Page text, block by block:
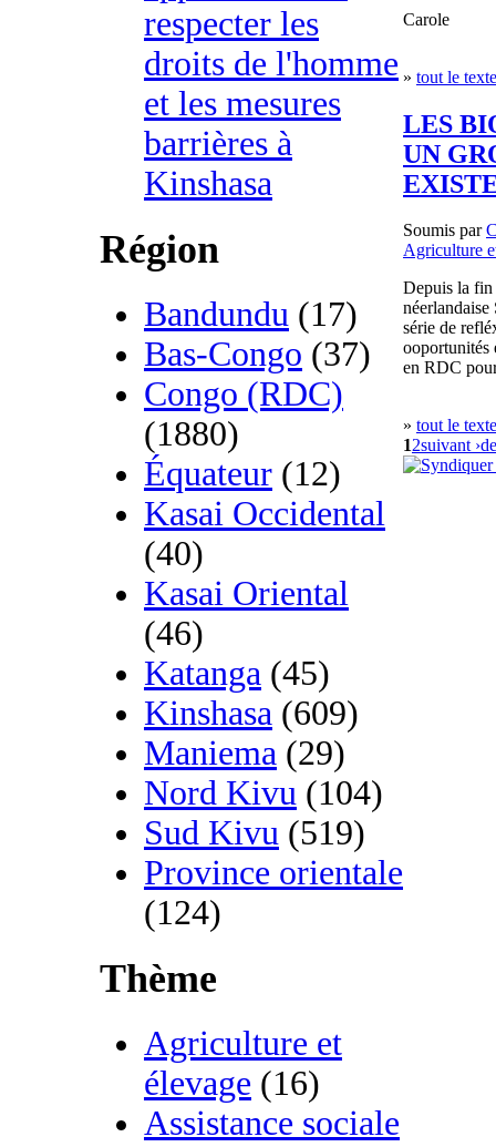
respecter les
droits de l'homme
et les mesures
barrières à
Kinshasa
Région
Bandundu (17)
Bas-Congo (37)
Congo (RDC)
(1880)
Équateur (12)
Kasai Occidental
(40)
Kasai Oriental
(46)
Katanga (45)
Kinshasa (609)
Maniema (29)
Nord Kivu (104)
Sud Kivu (519)
Province orientale
(124)
Thème
Agriculture et
élevage (16)
Assistance sociale
Carole
» tout le texte
LES
UN
Soumis par
Agriculture
Depuis la
série de
ooportunités
en RDC
» tout le texte
12suivant ›